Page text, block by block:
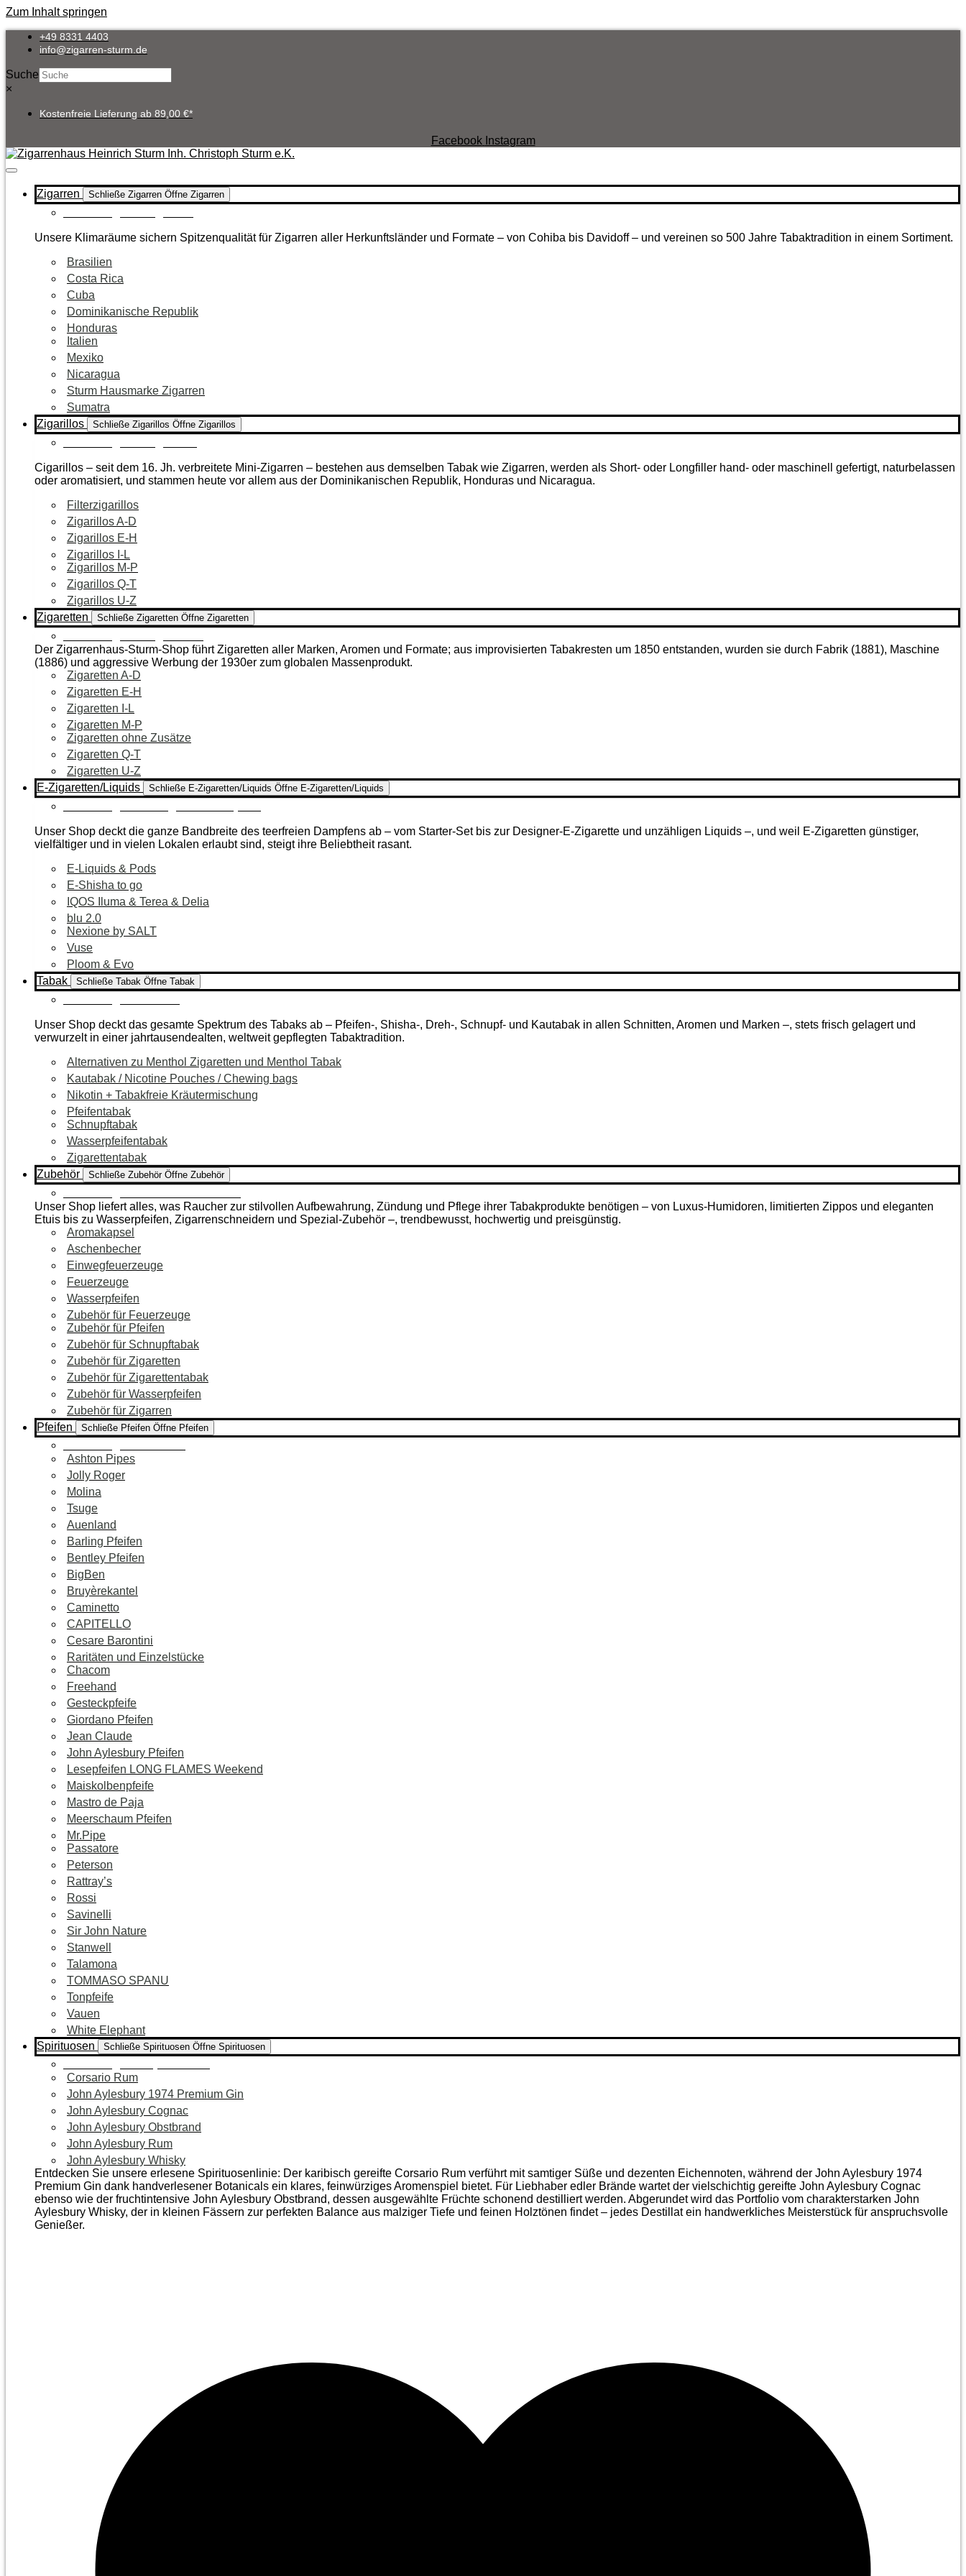
Zum Inhalt springen
+49 8331 4403
info@zigarren-sturm.de
Suche
×
Kostenfreie Lieferung ab 89,00 €*
Facebook Instagram
Zigarren Schließe Zigarren Öffne Zigarren
Unsere Klimaräume sichern Spitzenqualität für Zigarren aller Herkunftsländer und Formate – von Cohiba bis Davidoff – und vereinen so 500 Jahre Tabaktradition in einem Sortiment.
Brasilien
Costa Rica
Cuba
Dominikanische Republik
Honduras
Italien
Mexiko
Nicaragua
Sturm Hausmarke Zigarren
Sumatra
Zigarillos
Schließe Zigarillos Öffne Zigarillos
Cigarillos – seit dem 16. Jh. verbreitete Mini-Zigarren – bestehen aus demselben Tabak wie Zigarren, werden als Short- oder Longfiller hand- oder maschinell gefertigt, naturbelassen
oder aromatisiert, und stammen heute vor allem aus der Dominikanischen Republik, Honduras und Nicaragua.
Filterzigarillos
Zigarillos A-D
Zigarillos E-H
Zigarillos I-L
Zigarillos M-P
Zigarillos Q-T
Zigarillos U-Z
Zigaretten
Schließe Zigaretten Öffne Zigaretten
Der Zigarrenhaus-Sturm-Shop führt Zigaretten aller Marken, Aromen und Formate; aus improvisierten Tabakresten um 1850 entstanden, wurden sie durch Fabrik (1881), Maschine
(1886) und aggressive Werbung der 1930er zum globalen Massenprodukt.
Zigaretten A-D
Zigaretten E-H
Zigaretten I-L
Zigaretten M-P
Zigaretten ohne Zusätze
Zigaretten Q-T
Zigaretten U-Z
E-Zigaretten/Liquids
Schließe E-Zigaretten/Liquids Öffne E-Zigaretten/Liquids
Unser Shop deckt die ganze Bandbreite des teerfreien Dampfens ab – vom Starter-Set bis zur Designer-E-Zigarette und unzähligen Liquids –, und weil E-Zigaretten günstiger,
vielfältiger und in vielen Lokalen erlaubt sind, steigt ihre Beliebtheit rasant.
E-Liquids & Pods
E-Shisha to go
IQOS Iluma & Terea & Delia
blu 2.0
Nexione by SALT
Vuse
Ploom & Evo
Tabak
Schließe Tabak Öffne Tabak
Unser Shop deckt das gesamte Spektrum des Tabaks ab – Pfeifen-, Shisha-, Dreh-, Schnupf- und Kautabak in allen Schnitten, Aromen und Marken –, stets frisch gelagert und
verwurzelt in einer jahrtausendealten, weltweit gepflegten Tabaktradition.
Alternativen zu Menthol Zigaretten und Menthol Tabak
Kautabak / Nicotine Pouches / Chewing bags
Nikotin + Tabakfreie Kräutermischung
Pfeifentabak
Schnupftabak
Wasserpfeifentabak
Zigarettentabak
Zubehör
Schließe Zubehör Öffne Zubehör
Unser Shop liefert alles, was Raucher zur stilvollen Aufbewahrung, Zündung und Pflege ihrer Tabakprodukte benötigen – von Luxus-Humidoren, limitierten Zippos und eleganten
Etuis bis zu Wasserpfeifen, Zigarrenschneidern und Spezial-Zubehör –, trendbewusst, hochwertig und preisgünstig.
Aromakapsel
Aschenbecher
Einwegfeuerzeuge
Feuerzeuge
Wasserpfeifen
Zubehör für Feuerzeuge
Zubehör für Pfeifen
Zubehör für Schnupftabak
Zubehör für Zigaretten
Zubehör für Zigarettentabak
Zubehör für Wasserpfeifen
Zubehör für Zigarren
Pfeifen
Schließe Pfeifen Öffne Pfeifen
Ashton Pipes
Jolly Roger
Molina
Tsuge
Auenland
Barling Pfeifen
Bentley Pfeifen
BigBen
Bruyèrekantel
Caminetto
CAPITELLO
Cesare Barontini
Raritäten und Einzelstücke
Chacom
Freehand
Gesteckpfeife
Giordano Pfeifen
Jean Claude
John Aylesbury Pfeifen
Lesepfeifen LONG FLAMES Weekend
Maiskolbenpfeife
Mastro de Paja
Meerschaum Pfeifen
Mr.Pipe
Passatore
Peterson
Rattray’s
Rossi
Savinelli
Sir John Nature
Stanwell
Talamona
TOMMASO SPANU
Tonpfeife
Vauen
White Elephant
Spirituosen
Schließe Spirituosen Öffne Spirituosen
Corsario Rum
John Aylesbury 1974 Premium Gin
John Aylesbury Cognac
John Aylesbury Obstbrand
John Aylesbury Rum
John Aylesbury Whisky
Entdecken Sie unsere erlesene Spirituosenlinie: Der karibisch gereifte Corsario Rum verführt mit samtiger Süße und dezenten Eichen­noten, während der John Aylesbury 1974
Premium Gin dank handverlesener Botanicals ein klares, feinwürziges Aromenspiel bietet. Für Liebhaber edler Brände wartet der vielschichtig gereifte John Aylesbury Cognac
ebenso wie der frucht­intensive John Aylesbury Obstbrand, dessen ausgewählte Früchte schonend destilliert werden. Abgerundet wird das Portfolio vom charakterstarken John
Aylesbury Whisky, der in kleinen Fässern zur perfekten Balance aus malziger Tiefe und feinen Holz­tönen findet – jedes Destillat ein handwerkliches Meister­stück für anspruchsvolle
Genießer.